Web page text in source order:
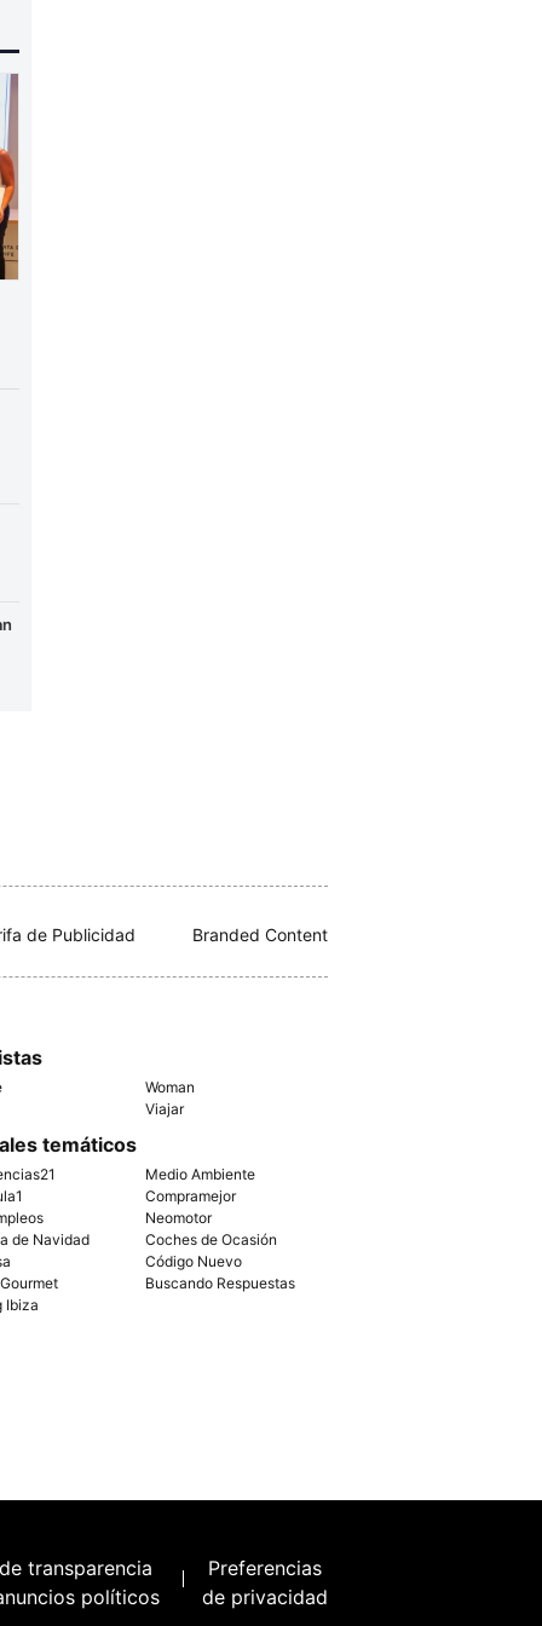
de Publicidad Branded Content
Woman
Viajar
temáticos
Medio Ambiente
Compramejor
Neomotor
de Navidad
Coches de Ocasión
Código Nuevo
Buscando Respuestas
Ibiza
transparencia
políticos
Preferencias
de privacidad